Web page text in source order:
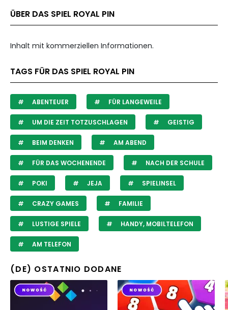
ÜBER DAS SPIEL ROYAL PIN
Inhalt mit kommerziellen Informationen.
TAGS FÜR DAS SPIEL ROYAL PIN
ABENTEUER FÜR LANGEWEILE
UM DIE ZEIT TOTZUSCHLAGEN GEISTIG
BEIM DENKEN AM ABEND
FÜR DAS WOCHENENDE NACH DER SCHULE
POKI JEJA SPIELINSEL
CRAZY GAMES FAMILIE
LUSTIGE SPIELE HANDY, MOBILTELEFON
AM TELEFON
(DE) OSTATNIO DODANE